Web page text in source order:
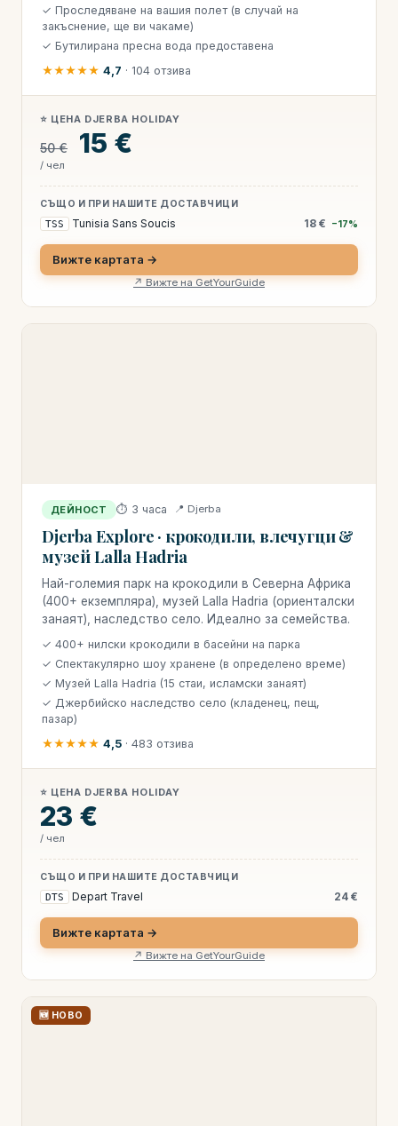
✓ Проследяване на вашия полет (в случай на
закъснение, ще ви чакаме)
✓ Бутилирана пресна вода предоставена
★★★★★ 4,7 · 104 отзива
⭐ ЦЕНА DJERBA HOLIDAY
50 € 15 €
/ чел
СЪЩО И ПРИ НАШИТЕ ДОСТАВЧИЦИ
TSS Tunisia Sans Soucis 18 € −17%
Вижте картата →
↗ Вижте на GetYourGuide
ДЕЙНОСТ ⏱ 3 часа 📍 Djerba
Djerba Explore · крокодили, влечугци &
музей Lalla Hadria
Най-големия парк на крокодили в Северна Африка
(400+ екземпляра), музей Lalla Hadria (ориенталски
занаят), наследство село. Идеално за семейства.
✓ 400+ нилски крокодили в басейни на парка
✓ Спектакулярно шоу хранене (в определено време)
✓ Музей Lalla Hadria (15 стаи, исламски занаят)
✓ Джербийско наследство село (кладенец, пещ,
пазар)
★★★★★ 4,5 · 483 отзива
⭐ ЦЕНА DJERBA HOLIDAY
23 €
/ чел
СЪЩО И ПРИ НАШИТЕ ДОСТАВЧИЦИ
DTS Depart Travel 24 €
Вижте картата →
↗ Вижте на GetYourGuide
🆕 НОВО